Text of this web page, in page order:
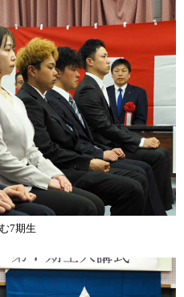
7期生